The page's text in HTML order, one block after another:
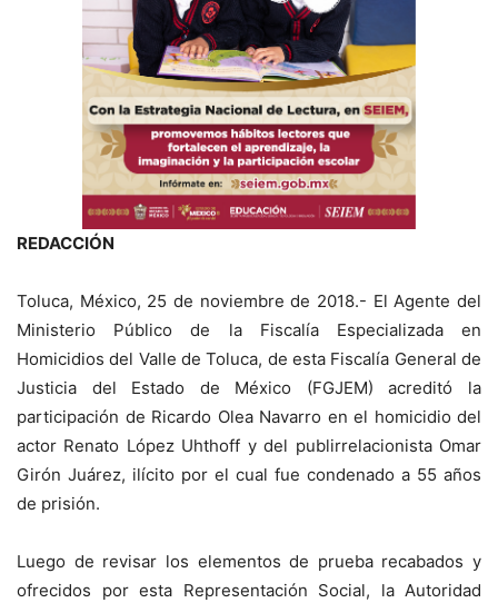
REDACCIÓN
Toluca, México, 25 de noviembre de 2018.- El Agente del
Ministerio Público de la Fiscalía Especializada en
Homicidios del Valle de Toluca, de esta Fiscalía General de
Justicia del Estado de México (FGJEM) acreditó la
participación de Ricardo Olea Navarro en el homicidio del
actor Renato López Uhthoff y del publirrelacionista Omar
Girón Juárez, ilícito por el cual fue condenado a 55 años
de prisión.
Luego de revisar los elementos de prueba recabados y
ofrecidos por esta Representación Social, la Autoridad